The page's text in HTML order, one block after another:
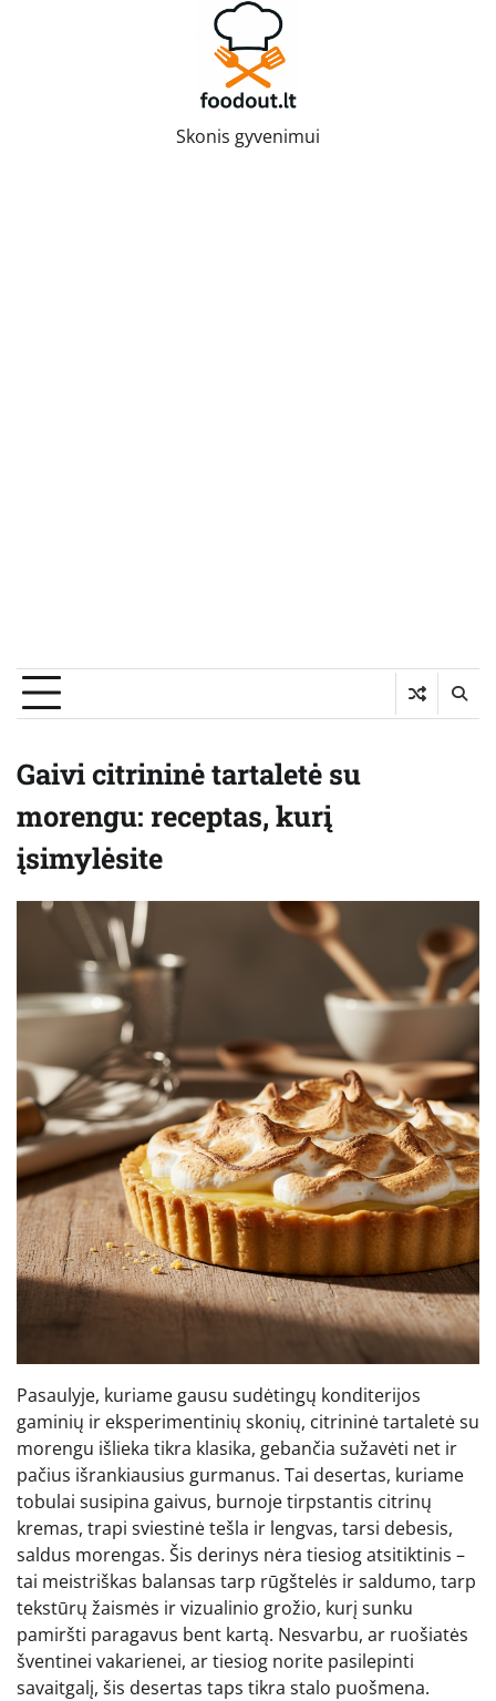
Skonis gyvenimui
Gaivi citrininė tartaletė su
morengu: receptas, kurį
įsimylėsite
Pasaulyje, kuriame gausu sudėtingų konditerijos
gaminių ir eksperimentinių skonių, citrininė tartaletė su
morengu išlieka tikra klasika, gebančia sužavėti net ir
pačius išrankiausius gurmanus. Tai desertas, kuriame
tobulai susipina gaivus, burnoje tirpstantis citrinų
kremas, trapi sviestinė tešla ir lengvas, tarsi debesis,
saldus morengas. Šis derinys nėra tiesiog atsitiktinis –
tai meistriškas balansas tarp rūgštelės ir saldumo, tarp
tekstūrų žaismės ir vizualinio grožio, kurį sunku
pamiršti paragavus bent kartą. Nesvarbu, ar ruošiatės
šventinei vakarienei, ar tiesiog norite pasilepinti
savaitgalį, šis desertas taps tikra stalo puošmena.